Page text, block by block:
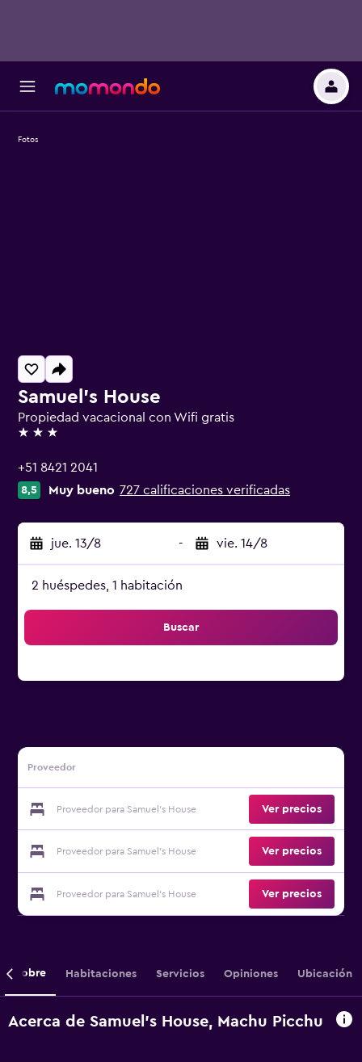
Samuel's House
Propiedad vacacional con Wifi gratis
3 estrellas
+51 8421 2041
8,5 Muy bueno 727 calificaciones verificadas
jue. 13/8 - vie. 14/8
2 huéspedes, 1 habitación
Buscar
Proveedor
Proveedor para Samuel's House Ver precios
Proveedor para Samuel's House Ver precios
Proveedor para Samuel's House Ver precios
Fotos
Sobre Habitaciones Servicios Opiniones Ubicación
Acerca de Samuel's House, Machu Picchu